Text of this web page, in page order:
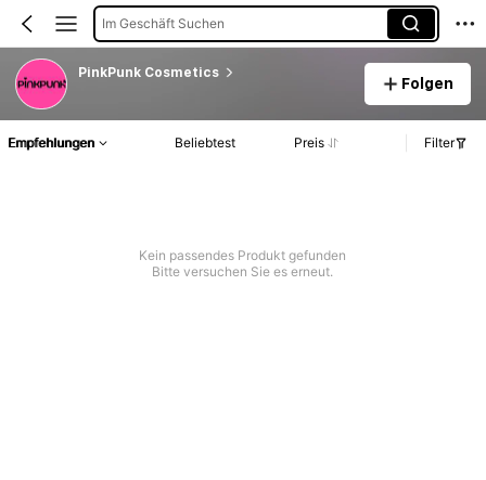
Im Geschäft Suchen
PinkPunk Cosmetics
Folgen
Empfehlungen Beliebtest Preis Filter
Kein passendes Produkt gefunden
Bitte versuchen Sie es erneut.